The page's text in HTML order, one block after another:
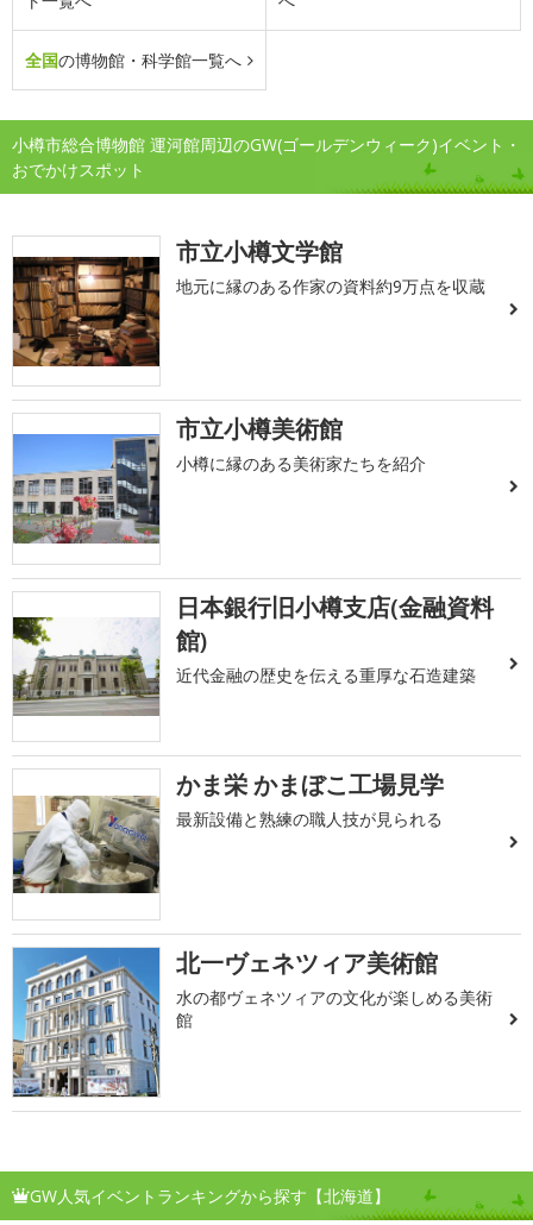
全国の博物館・科学館一覧へ
小樽市総合博物館 運河館周辺のGW(ゴールデンウィーク)イベント・
おでかけスポット
市立小樽文学館
地元に縁のある作家の資料約9万点を収蔵
市立小樽美術館
小樽に縁のある美術家たちを紹介
日本銀行旧小樽支店(金融資料
館)
近代金融の歴史を伝える重厚な石造建築
かま栄 かまぼこ工場見学
最新設備と熟練の職人技が見られる
北一ヴェネツィア美術館
水の都ヴェネツィアの文化が楽しめる美術
館
GW人気イベントランキングから探す【北海道】